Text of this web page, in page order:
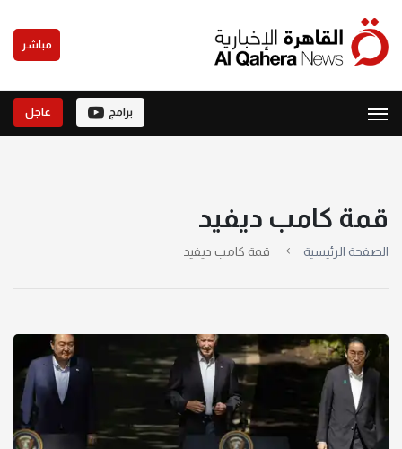
مباشر
برامج عاجل
قمة كامب ديفيد
الصفحة الرئيسية قمة كامب ديفيد